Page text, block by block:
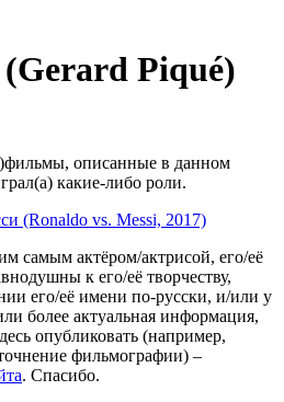
Piqué)
описанные в данном
какие-либо роли.
(Ronaldo vs. Messi, 2017)
самым актёром/актрисой, его/её
к его/её творчеству,
его/её имени по-русски, и/или у
более актуальная информация,
опубликовать (например,
фильмографии) –
. Спасибо.